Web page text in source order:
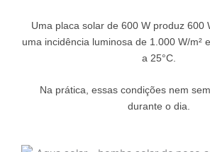
Uma placa solar de 600 W produz 600
uma incidência luminosa de 1.000 W/m²
a 25°C.
Na prática, essas condições nem
durante o dia.